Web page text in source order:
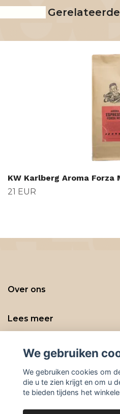
KW Karlberg Aroma
21 EUR
Over ons
Lees meer
Social media
We gebruiken
We gebruiken cookies om
die u te zien krijgt en om u
te bieden tijdens het